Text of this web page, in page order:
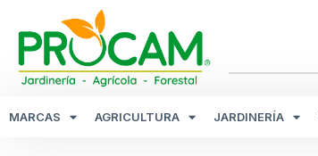
MARCAS AGRICULTURA JARDINERÍA